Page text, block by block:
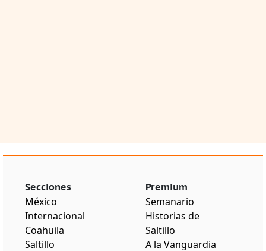
Secciones
México
Internacional
Coahuila
Saltillo
Premium
Semanario
Historias de
Saltillo
A la Vanguardia